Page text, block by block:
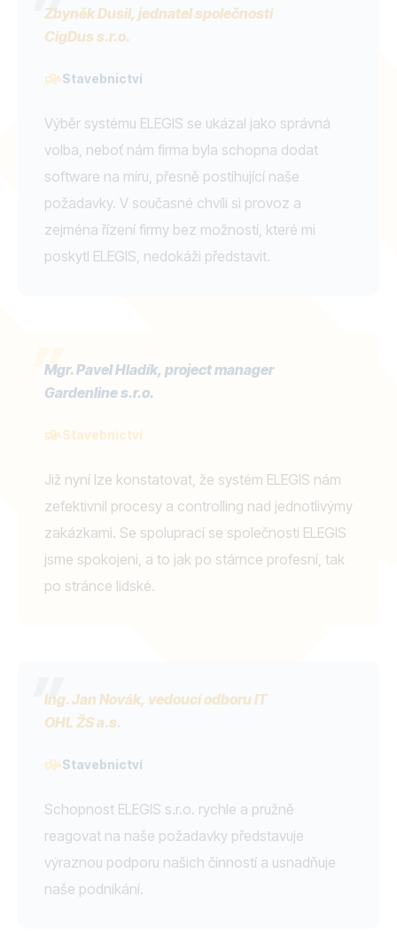
Zbyněk Dusil, jednatel společnosti
CigDus s.r.o.
Stavebnictví
Výběr systému ELEGIS se ukázal jako správná
volba, neboť nám firma byla schopna dodat
software na míru, přesně postihující naše
požadavky. V současné chvíli si provoz a
zejména řízení firmy bez možností, které mi
poskytl ELEGIS, nedokáži představit.
Mgr. Pavel Hladík, project manager
Gardenline s.r.o.
Stavebnictví
Již nyní lze konstatovat, že systém ELEGIS nám
zefektivnil procesy a controlling nad jednotlivýmy
zakázkami. Se spoluprací se společnosti ELEGIS
jsme spokojeni, a to jak po stárnce profesní, tak
po stránce lidské.
Ing. Jan Novák, vedoucí odboru IT
OHL ŽS a.s.
Stavebnictví
Schopnost ELEGIS s.r.o. rychle a pružně
reagovat na naše požadavky představuje
výraznou podporu našich činností a usnadňuje
naše podnikání.